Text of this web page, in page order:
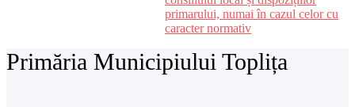
primarului, numai în cazul celor cu
caracter normativ
Primăria Municipiului Toplița